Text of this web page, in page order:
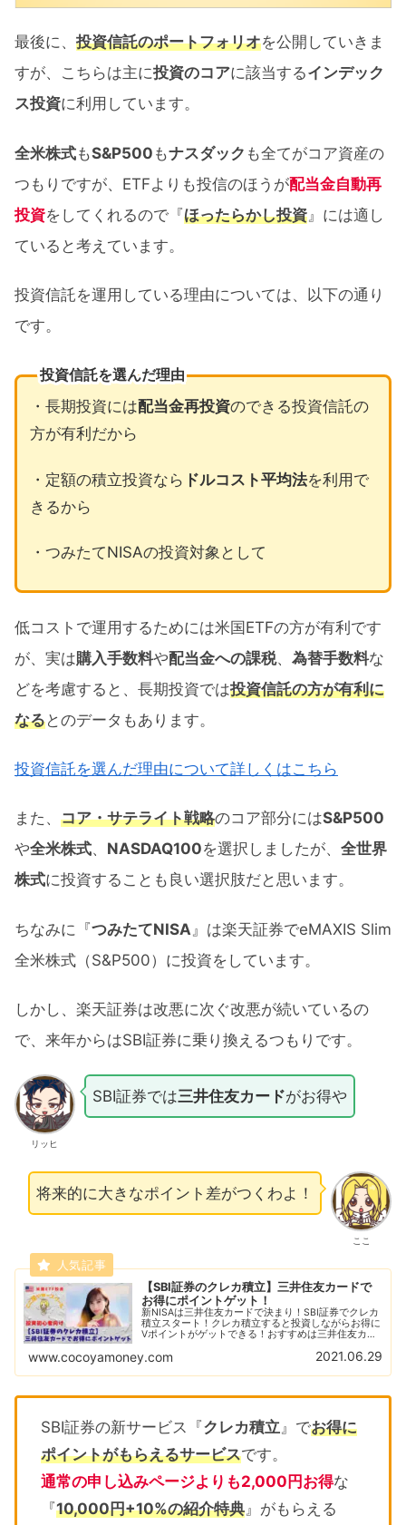
最後に、 投資信託のポートフォリオを公開していきま
すが、こちらは主に投資のコアに該当するインデック
ス投資に利用しています。
全米株式もS&P500 もナスダック も全てがコア資産の
つもりですが、ETFよりも投信のほうが配当金自動再
投資をしてくれるので『ほったらかし投資 』には適し
ていると考えています。
投資信託を運用している理由については、以下の通り
です。
投資信託を選んだ理由
・長期投資には配当金再投資のできる投資信託の
方が有利だから
・定額の積立投資なら ドルコスト平均法を利用で
きるから
・つみたてNISAの投資対象として
低コストで運用するためには米国ETFの方が有利です
が、実は購入手数料や配当金への課税、 為替手数料な
どを考慮すると、長期投資では投資信託の方が有利に
なるとのデータもあります。
投資信託を選んだ理由について詳しくはこちら
また、 コア・サテライト戦略のコア部分にはS&P500
や全米株式、 NASDAQ100を選択しましたが、 全世界
株式に投資することも良い選択肢だと思います。
ちなみに『つみたてNISA 』は楽天証券でeMAXIS Slim
全米株式（S&P500）に投資をしています。
しかし、楽天証券は改悪に次ぐ改悪が続いているの
で、来年からはSBI証券に乗り換えるつもりです。
リッヒ
SBI証券では三井住友カードがお得や
ここ
将来的に大きなポイント差がつくわよ！
【SBI証券のクレカ積立】三井住友カードで
お得にポイントゲット！
新NISAは三井住友カードで決まり！SBI証券でクレカ
積立スタート！クレカ積立すると投資しながらお得に
Vポイントがゲットできる！おすすめは三井住友カー
www.cocoyamoney.com 2021.06.29
SBI証券の新サービス『クレカ積立 』でお得に
ポイントがもらえるサービスです。
通常の申し込みページよりも2,000円お得な
『10,000円+10%の紹介特典』がもらえる